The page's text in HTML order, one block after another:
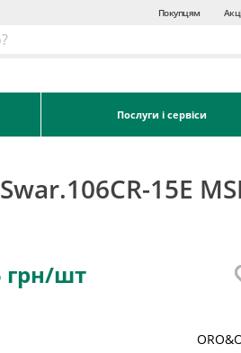
Покупцям
Послуги і сервіси
15E
грн/шт